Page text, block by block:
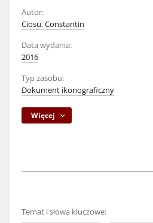
Autor:
Ciosu, Constantin
Data wydania:
2016
Typ zasobu:
Dokument ikonograficzny
Więcej
Temat i słowa kluczowe: